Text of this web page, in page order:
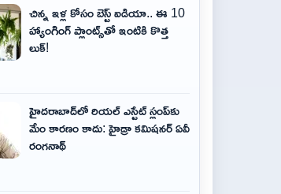
చిన్న ఇళ్ల కోసం బెస్ట్ ఐడియా.. ఈ 10
హ్యాంగింగ్ ప్లాంట్స్‌తో ఇంటికి కొత్త
లుక్!
హైదరాబాద్‌లో రియల్ ఎస్టేట్ స్లంప్‌కు
మేం కారణం కాదు: హైడ్రా కమిషనర్ ఏవీ
రంగనాథ్